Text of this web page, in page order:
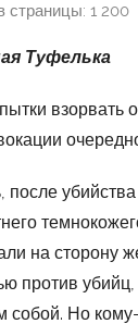
т
о
о
м
а
ш
и
к
Д
страницы: 1 200
Туфелька
взорвать
после
на сторону
против
собой. Но